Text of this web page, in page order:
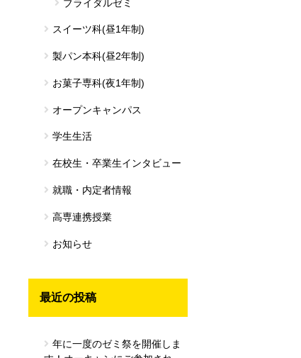
ブライダルゼミ
スイーツ科(昼1年制)
製パン本科(昼2年制)
お菓子専科(夜1年制)
オープンキャンパス
学生生活
在校生・卒業生インタビュー
就職・内定者情報
高専連携授業
お知らせ
最近の投稿
年に一度のゼミ祭を開催しま